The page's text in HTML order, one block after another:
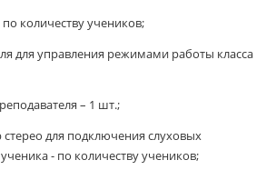
количеству учеников;
для управления режимами работы класса
– 1 шт.;
для подключения слуховых
- по количеству учеников;